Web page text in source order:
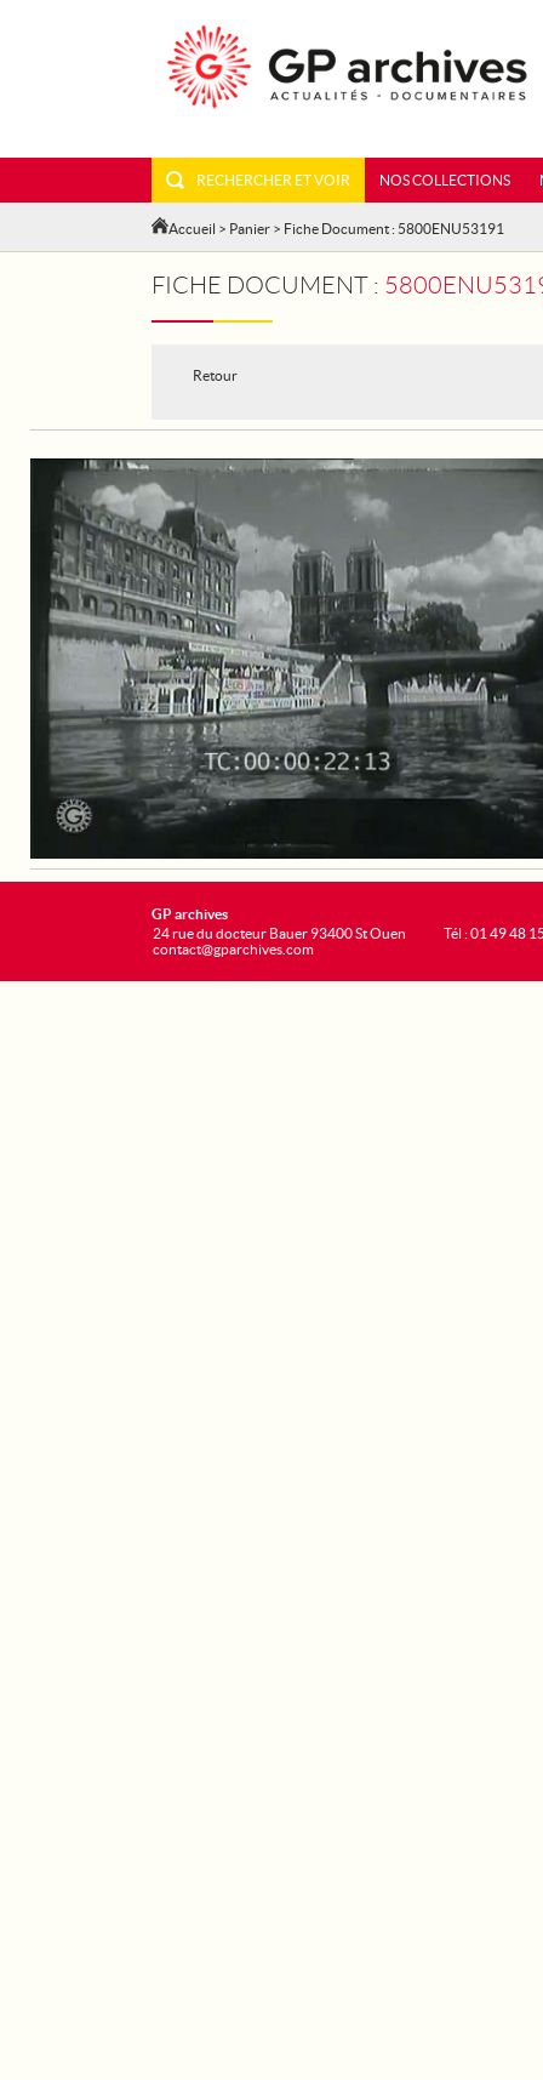
RECHERCHER ET VOIR NOS COLLECTIONS
Accueil > Panier > Fiche Document : 5800ENU53191
FICHE DOCUMENT :
Retour
GP archives
24 rue du docteur Bauer 93400 St Ouen
contact@gparchives.com
Tél : 01 49 48